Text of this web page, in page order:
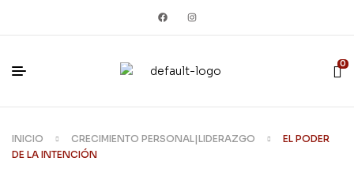
0
INICIO CRECIMIENTO PERSONAL|LIDERAZGO
EL PODER
DE LA INTENCIÓN